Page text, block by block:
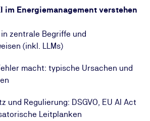
sicher und
und behalten gleichzeitig die volle
im Energiemanagement verstehen
zentrale Begriffe und
(inkl. LLMs)
macht: typische Ursachen und
und Regulierung: DSGVO, EU AI Act
Leitplanken